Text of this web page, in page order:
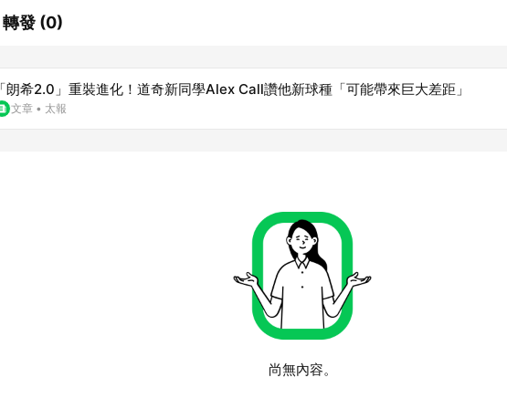
轉發 (0)
「朗希2.0」重裝進化！道奇新同學Alex Call讚他新球種「可能帶來巨大差距」
文章 • 太報
尚無內容。